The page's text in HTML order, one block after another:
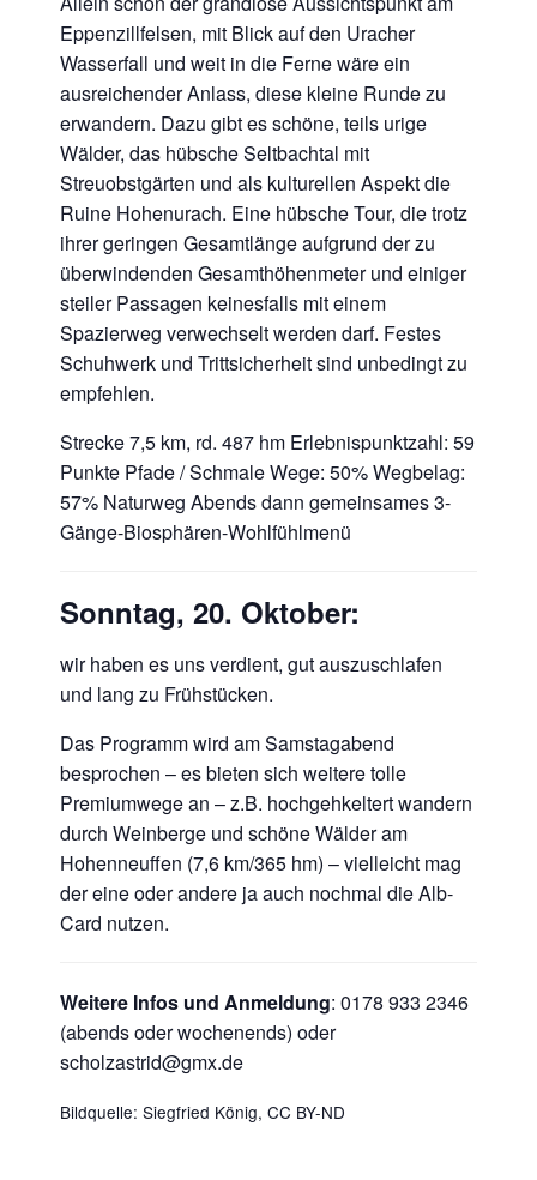
Eppenzillfelsen, mit Blick auf den Uracher
Wasserfall und weit in die Ferne wäre ein
ausreichender Anlass, diese kleine Runde zu
erwandern. Dazu gibt es schöne, teils urige
Wälder, das hübsche Seltbachtal mit
Streuobstgärten und als kulturellen Aspekt die
Ruine Hohenurach. Eine hübsche Tour, die trotz
ihrer geringen Gesamtlänge aufgrund der zu
überwindenden Gesamthöhenmeter und einiger
steiler Passagen keinesfalls mit einem
Spazierweg verwechselt werden darf. Festes
Schuhwerk und Trittsicherheit sind unbedingt zu
empfehlen.
Strecke 7,5 km, rd. 487 hm Erlebnispunktzahl: 59
Punkte Pfade / Schmale Wege: 50% Wegbelag:
57% Naturweg Abends dann gemeinsames 3-
Gänge-Biosphären-Wohlfühlmenü
Sonntag, 20. Oktober:
wir haben es uns verdient, gut auszuschlafen
und lang zu Frühstücken.
Das Programm wird am Samstagabend
besprochen – es bieten sich weitere tolle
Premiumwege an – z.B. hochgehkeltert wandern
durch Weinberge und schöne Wälder am
Hohenneuffen (7,6 km/365 hm) – vielleicht mag
der eine oder andere ja auch nochmal die Alb-
Card nutzen.
Weitere Infos und Anmeldung: 0178 933 2346
(abends oder wochenends) oder
scholzastrid@gmx.de
Bildquelle: Siegfried König, CC BY-ND